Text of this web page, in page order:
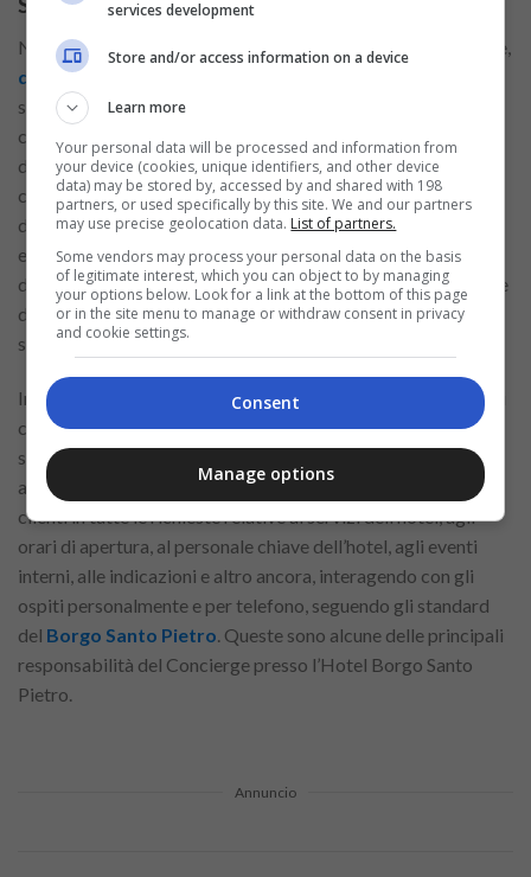
Nel contesto lavorativo, il Concierge svolge un ruolo cruciale,
dotato di eccellenti capacità sociali
servire sia gli ospiti che i colleghi. Le sue responsabilità
comprendono un’approccio preciso per valutare le esigenze
degli ospiti e trovare soluzioni efficienti e ospitali. Tra i suoi
compiti, vi è il lavoro preliminare con gli ospiti prima
dell’arrivo e in loco, al fine di comprendere le loro preferenze
e offrire raccomandazioni oculate, oltre a gestire il processo
di pre-arrivo di tutti i futuri ospiti, organizzando servizi come
degustazioni interne, prenotazioni presso ristoranti,
spedizione di pacchetti e vari metodi di trasporto.
Inoltre, il Concierge gestisce tutte le interazioni con gli ospiti
con il massimo livello di ospitalità e professionalità,
soddisfacendo le richieste speciali quando possibile e
affrontando eventuali lamentele dei clienti. Aiuta anche i
clienti in tutte le richieste relative ai servizi dell’hotel, agli
orari di apertura, al personale chiave dell’hotel, agli eventi
interni, alle indicazioni e altro ancora, interagendo con gli
ospiti personalmente e per telefono, seguendo gli standard
del Borgo Santo Pietro. Queste sono alcune delle principali
responsabilità del Concierge presso l’Hotel Borgo Santo
Pietro.
Annuncio
services development
Store and/or access information on a device
Learn more
Your personal data will be processed and information from
your device (cookies, unique identifiers, and other device
data) may be stored by, accessed by and shared with 198
partners, or used specifically by this site. We and our partners
may use precise geolocation data. List of partners.
Some vendors may process your personal data on the basis
of legitimate interest, which you can object to by managing
your options below. Look for a link at the bottom of this page
or in the site menu to manage or withdraw consent in privacy
and cookie settings.
Consent
Manage options